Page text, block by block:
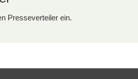
Presseverteiler ein.